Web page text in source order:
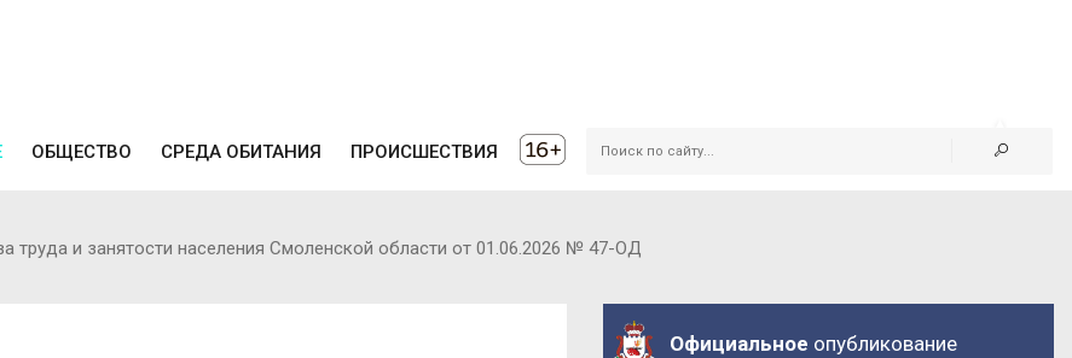
ОБЩЕСТВО СРЕДА ОБИТАНИЯ ПРОИСШЕСТВИЯ
труда и занятости населения Смоленской области от 01.06.2026 № 47-ОД
Официальное опубликование